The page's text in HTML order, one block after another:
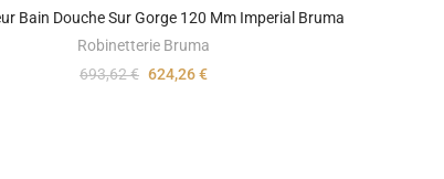
Bain Douche Sur Gorge 120 Mm Imperial Bruma
Robinetterie Bruma
693,62 € 624,26 €